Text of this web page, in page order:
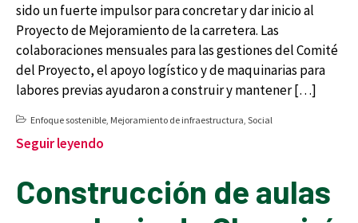
sido un fuerte impulsor para concretar y dar inicio al
Proyecto de Mejoramiento de la carretera. Las
colaboraciones mensuales para las gestiones del Comité
del Proyecto, el apoyo logístico y de maquinarias para
labores previas ayudaron a construir y mantener […]
Enfoque sostenible Mejoramiento de infraestructura Social
Seguir leyendo
Construcción de aulas